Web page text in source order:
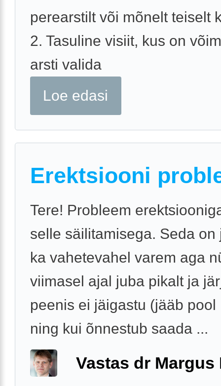
perearstilt või mõnelt teiselt
2. Tasuline visiit, kus on
arsti valida
Loe edasi
Erektsiooni
Tere! Probleem
selle säilitamisega. Seda on
ka vahetevahel varem aga
viimasel ajal juba pikalt ja
peenis ei jäigastu (jääb pool
ning kui õnnestub saada ...
Vastas dr Margus